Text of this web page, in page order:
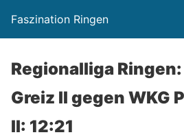
Faszination Ringen
Regionalliga
Greiz II gegen WKG
II: 12:21